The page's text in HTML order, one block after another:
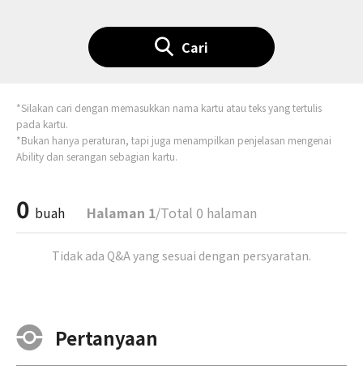
Cari
*Silakan cari dengan memasukkan nama kartu atau teks yang tertulis
pada kartu.
*Bukan hanya peraturan, tapi juga menampilkan penjelasan mengenai
Ability dan serangan sebagian kartu.
0 buah Halaman 1/Total 0 halaman
Tidak ada Q&A yang sesuai dengan persyaratan.
Pertanyaan